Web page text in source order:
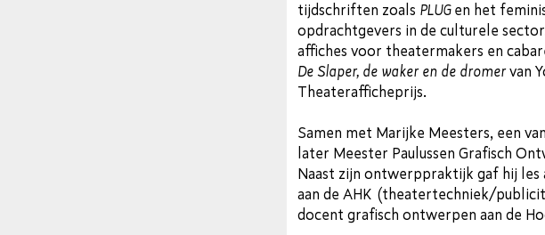
tijdschriften zoals PLUGen het
opdrachtgevers in de culturele
affiches voor theatermakers en
De Slaper, de waker en de dromervan
Theaterafficheprijs.
Samen met Marijke Meesters, een
later Meester Paulussen Grafisch
Naast zijn ontwerppraktijk gaf hij les
aan de AHK (theatertechniek/
docent grafisch ontwerpen aan de